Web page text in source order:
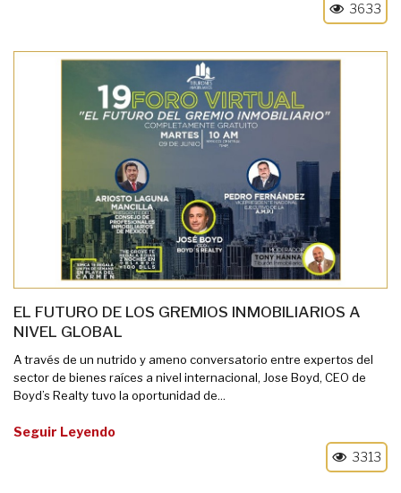
3633
EL FUTURO DE LOS GREMIOS INMOBILIARIOS A
NIVEL GLOBAL
A través de un nutrido y ameno conversatorio entre expertos del
sector de bienes raíces a nivel internacional, Jose Boyd, CEO de
Boyd’s Realty tuvo la oportunidad de...
Seguir Leyendo
3313